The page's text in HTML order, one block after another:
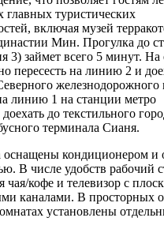
главных туристических
включая музей
Мин. Прогулка до
3) займет всего 5 минут. На
пересесть на линию 2 и
железнодорожного
линию 1 на станции метро
до текстильного
терминала Сианя.
кондиционером и
В числе удобств рабочий
чая/кофе и телевизор с
каналами. В просторных
установлены